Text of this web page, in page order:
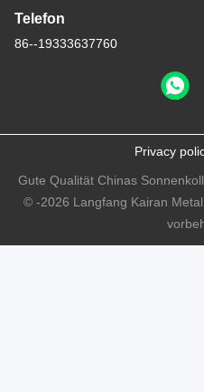
Telefon
86--19333637760
Privacy
Gute Qualität Chinas
© -2026 Langfang Kairan